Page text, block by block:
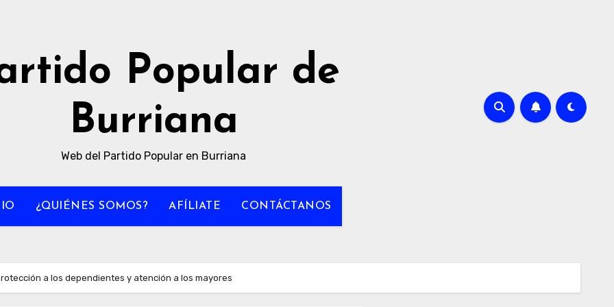
Popular de
Burriana
Web del Partido Popular en Burriana
¿QUIÉNES SOMOS? AFÍLIATE CONTÁCTANOS
a los dependientes y atención a los mayores